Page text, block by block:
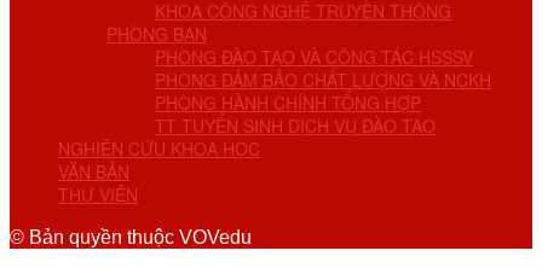
KHOA CÔNG NGHỆ TRUYỀN THÔNG
PHÒNG BAN
PHÒNG ĐÀO TẠO VÀ CÔNG TÁC HSSSV
PHÒNG ĐẢM BẢO CHẤT LƯỢNG VÀ NCKH
PHÒNG HÀNH CHÍNH TỔNG HỢP
TT TUYỂN SINH DỊCH VỤ ĐÀO TẠO
NGHIÊN CỨU KHOA HỌC
VĂN BẢN
THƯ VIỆN
© Bản quyền thuộc VOVedu